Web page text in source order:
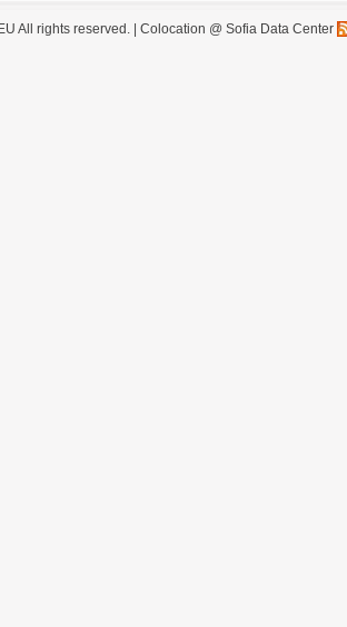
All rights reserved. | Colocation @ Sofia Data Center